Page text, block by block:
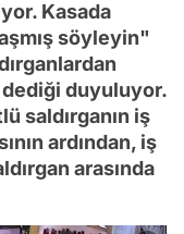
Kasada
söyleyin"
duyuluyor.
saldırganın iş
ardından, iş
arasında